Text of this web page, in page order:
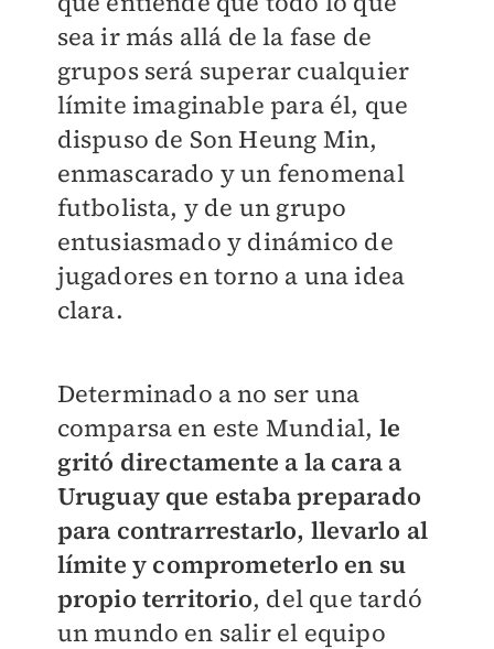
sea ir más allá de la fase de
grupos será superar cualquier
límite imaginable para él, que
dispuso de Son Heung Min,
enmascarado y un fenomenal
futbolista, y de un grupo
entusiasmado y dinámico de
jugadores en torno a una idea
clara.
Determinado a no ser una
comparsa en este Mundial, le
gritó directamente a la cara a
Uruguay que estaba preparado
para contrarrestarlo, llevarlo al
límite y comprometerlo en su
propio territorio, del que tardó
un mundo en salir el equipo